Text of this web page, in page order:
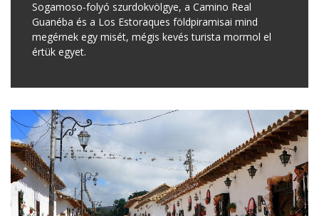
Sogamoso-folyó szurdokvölgye, a Camino Real
Guanéba és a Los Estoraques földpiramisai mind
megérnek egy misét, mégis kevés turista mormol el
értük egyet.